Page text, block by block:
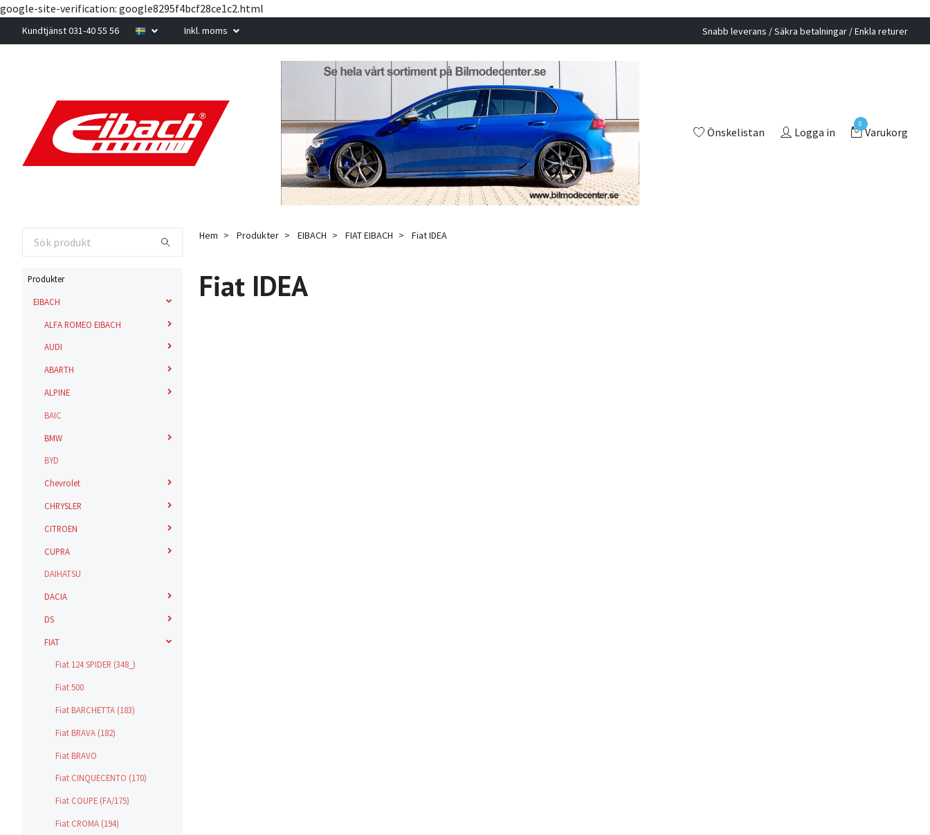
google-site-verification: google8295f4bcf28ce1c2.html
Kundtjänst 031-40 55 56 Inkl. moms Snabb leverans / Säkra betalningar / Enkla returer
Önskelistan Logga in
0
Varukorg
Produkter
EIBACH
ALFA ROMEO EIBACH
AUDI
ABARTH
ALPINE
BAIC
BMW
BYD
Chevrolet
CHRYSLER
CITROEN
CUPRA
DAIHATSU
DACIA
DS
FIAT
Fiat 124 SPIDER (348_)
Fiat 500
Fiat BARCHETTA (183)
Fiat BRAVA (182)
Fiat BRAVO
Fiat CINQUECENTO (170)
Fiat COUPE (FA/175)
Fiat CROMA (194)
Hem Produkter EIBACH FIAT EIBACH Fiat IDEA
Fiat IDEA